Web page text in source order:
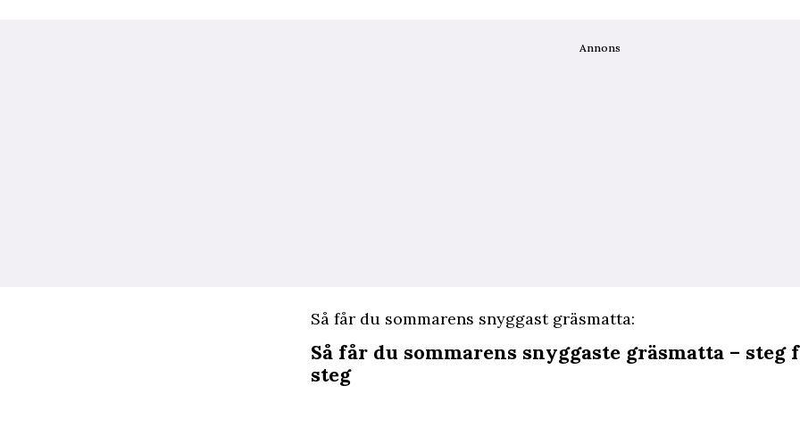
Annons
Så får du sommarens snyggast gräsmatta:
Så får du sommarens snyggaste gräsmatta – steg
steg